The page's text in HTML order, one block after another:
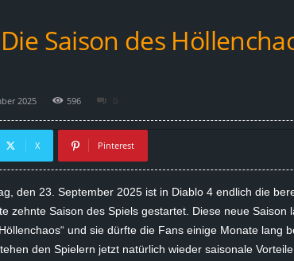
Saison des
2025 596 0
X Pinterest
den 23. September 2025 ist in Diablo4 endlich die
zehnte Saison des Spiels gestartet. Diese neue Saison
und sie dürfte die Fans einige Monate lang
den Spielern jetzt natürlich wieder saisonale